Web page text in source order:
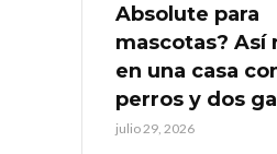
Absolute para
mascotas? Así
en una casa
perros y dos
julio 29, 2026